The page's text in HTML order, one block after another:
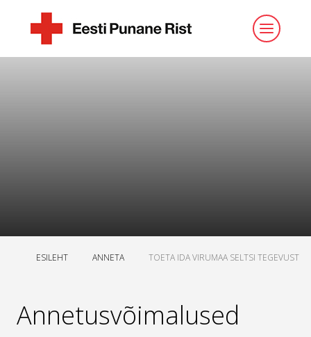
ESILEHT ANNETA TOETA IDA VIRUMAA SELTSI TEGEVUST
Annetusvõimalused